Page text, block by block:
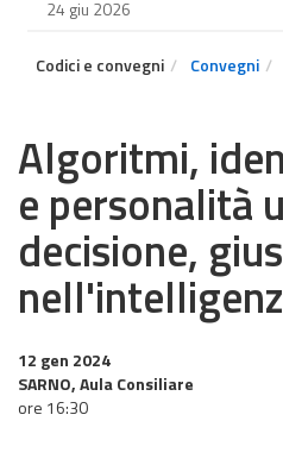
24 giu 2026
Codici e convegni Convegni
Algoritmi,
e personalità
decisione,
12 gen 2024
SARNO, Aula Consiliare
ore 16:30